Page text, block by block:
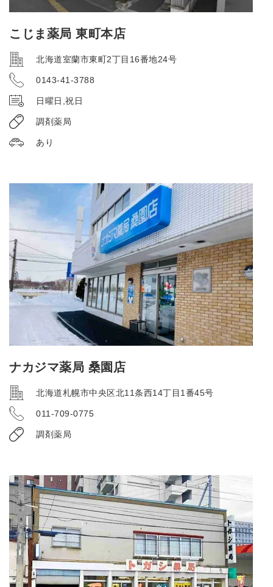
こじま薬局 東町本店
北海道室蘭市東町2丁目16番地24号
0143-41-3788
日曜日,祝日
調剤薬局
あり
ナカジマ薬局 桑園店
北海道札幌市中央区北11条西14丁目1番45号
011-709-0775
調剤薬局